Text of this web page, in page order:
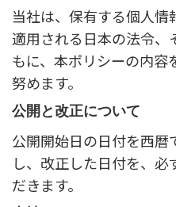
当社は、保有する個人情
適用される日本の法令、
もに、本ポリシーの内容
努めます。
公開と改正について
公開開始日の日付を西
し、改正した日付を、
だきます。